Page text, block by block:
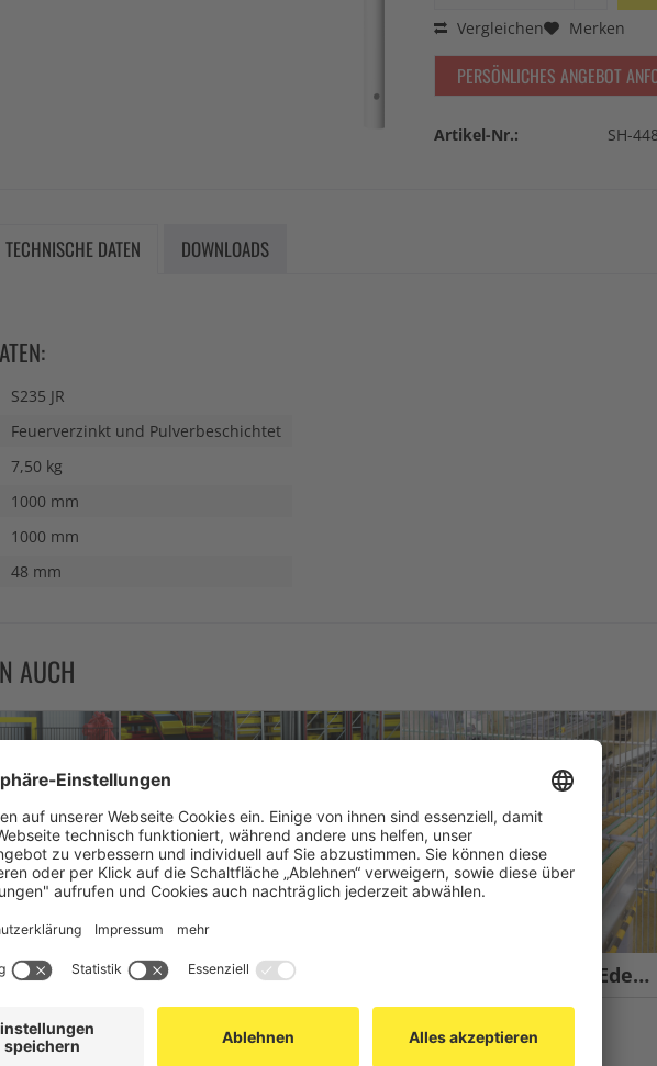
Vergleichen Merken
PERSÖNLICHES ANGEBOT
Artikel-Nr.: SH-
TECHNISCHE DATEN DOWNLOADS
S235 JR
Feuerverzinkt und Pulverbeschichtet
7,50 kg
1000 mm
1000 mm
48 mm
AUCH
Gittertrennwand Lager & Logistik Maschinenschutz Edelstahl